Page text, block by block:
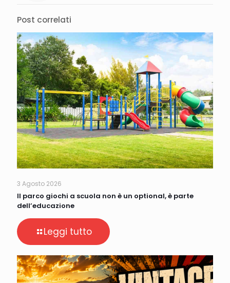
Post correlati
3 Agosto 2026
Il parco giochi a scuola non è un optional, è parte
dell’educazione
Leggi tutto